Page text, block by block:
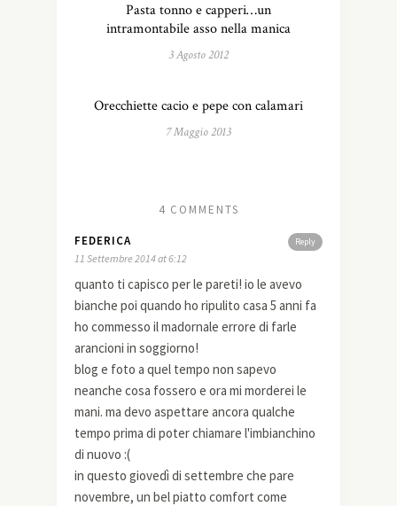
Pasta tonno e capperi…un
intramontabile asso nella manica
3 Agosto 2012
Orecchiette cacio e pepe con calamari
7 Maggio 2013
4 COMMENTS
Reply
FEDERICA
11 Settembre 2014 at 6:12
quanto ti capisco per le pareti! io le avevo
bianche poi quando ho ripulito casa 5 anni fa
ho commesso il madornale errore di farle
arancioni in soggiorno!
blog e foto a quel tempo non sapevo
neanche cosa fossero e ora mi morderei le
mani. ma devo aspettare ancora qualche
tempo prima di poter chiamare l'imbianchino
di nuovo :(
in questo giovedì di settembre che pare
novembre, un bel piatto comfort come